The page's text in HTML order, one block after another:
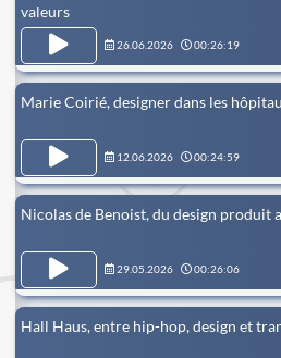
valeurs
26.06.2026 00:26:19
Marie Coirié, designer dans les
12.06.2026 00:24:59
Nicolas de Benoist, du design produit
29.05.2026 00:26:06
Hall Haus, entre hip-hop, design et